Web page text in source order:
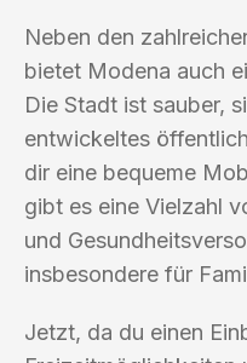
Neben den
bietet Modena auch
Die Stadt ist sauber,
entwickeltes
dir eine bequeme
gibt es eine Vielzahl
und
insbesondere für
Jetzt, da du einen